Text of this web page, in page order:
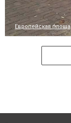
Европейская